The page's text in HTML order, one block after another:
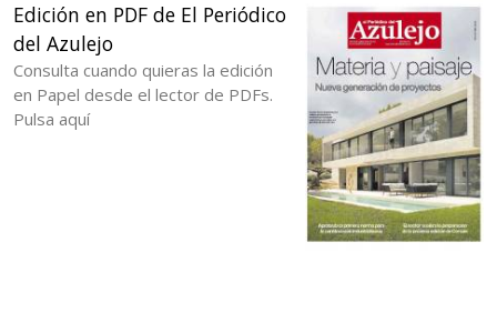
Edición en PDF de El Periódico
del Azulejo
Consulta cuando quieras la edición
en Papel desde el lector de PDFs.
Pulsa aquí